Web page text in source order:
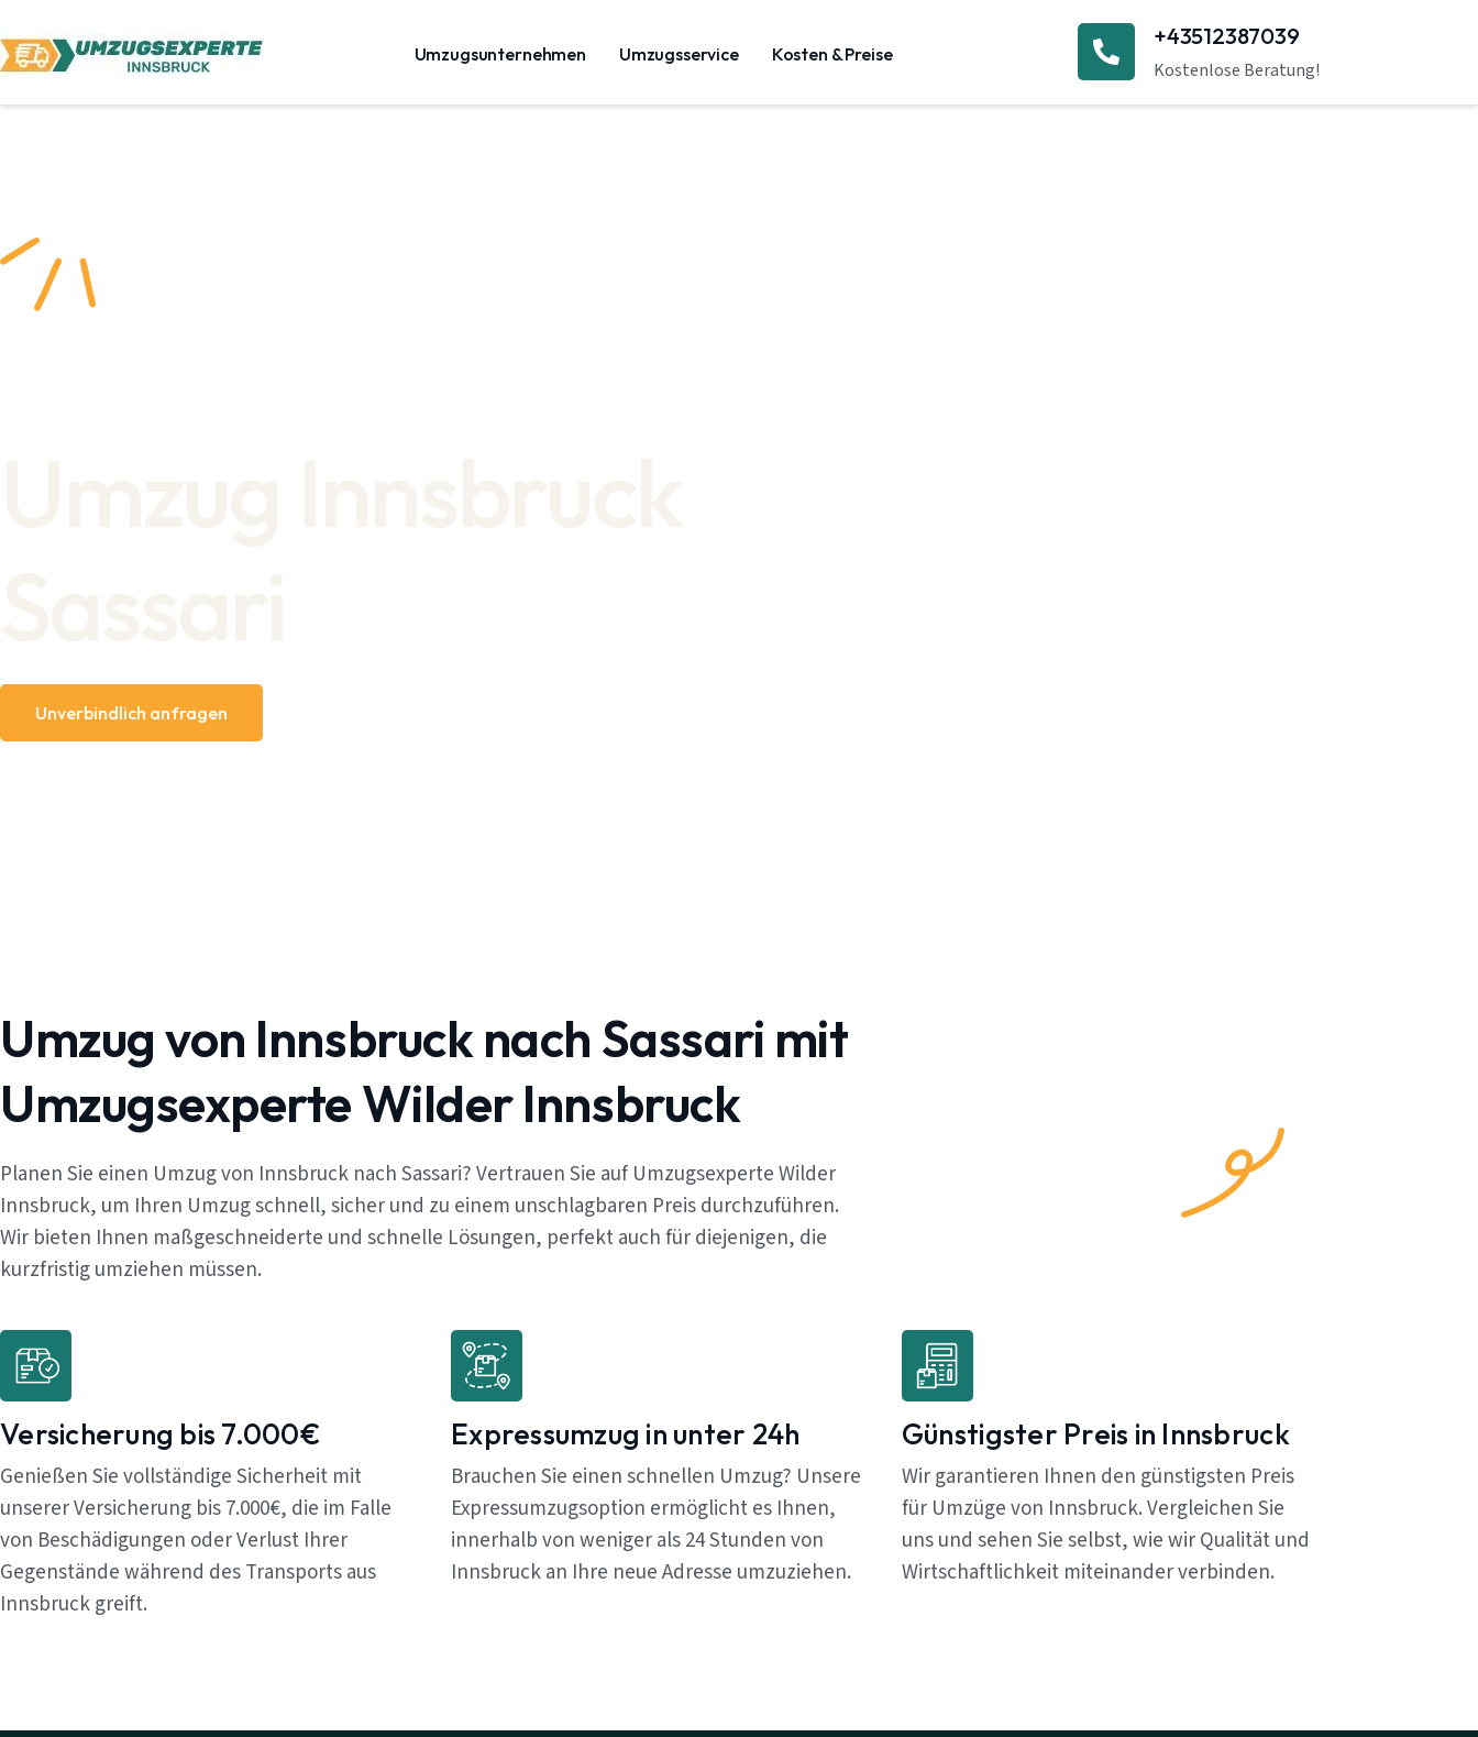
Umzugsunternehmen Umzugsservice Kosten & Preise
+43512387039
Kostenlose Beratung!
Unverbindlich anfragen
Umzug von Innsbruck nach Sassari mit
Umzugsexperte Wilder Innsbruck
Planen Sie einen Umzug von Innsbruck nach Sassari? Vertrauen Sie auf Umzugsexperte Wilder
Innsbruck, um Ihren Umzug schnell, sicher und zu einem unschlagbaren Preis durchzuführen.
Wir bieten Ihnen maßgeschneiderte und schnelle Lösungen, perfekt auch für diejenigen, die
kurzfristig umziehen müssen.
Versicherung bis 7.000€
Genießen Sie vollständige Sicherheit mit
unserer Versicherung bis 7.000€, die im Falle
von Beschädigungen oder Verlust Ihrer
Gegenstände während des Transports aus
Innsbruck greift.
Expressumzug in unter 24h
Brauchen Sie einen schnellen Umzug? Unsere
Expressumzugsoption ermöglicht es Ihnen,
innerhalb von weniger als 24 Stunden von
Innsbruck an Ihre neue Adresse umzuziehen.
Günstigster Preis in Innsbruck
Wir garantieren Ihnen den günstigsten Preis
für Umzüge von Innsbruck. Vergleichen Sie
uns und sehen Sie selbst, wie wir Qualität und
Wirtschaftlichkeit miteinander verbinden.